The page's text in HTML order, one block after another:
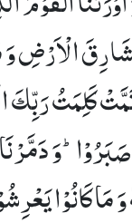
الْاَرْضِ وَ
كَلِمَتُ رَبِّكَ
وَ
كَانُوْا